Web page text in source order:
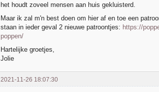
het houdt zoveel mensen aan huis gekluisterd.
Maar ik zal m'n best doen om hier af en toe een
staan in ieder geval 2 nieuwe patroontjes: https://
poppen/
Hartelijke groetjes,
Jolie
2021-11-26 18:07:30